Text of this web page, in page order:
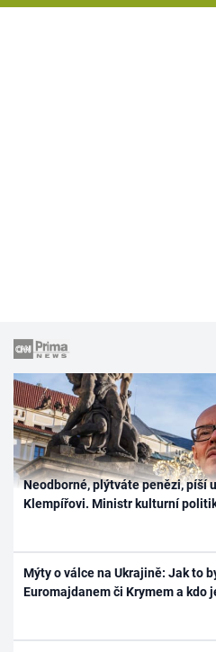
Neodborné, plýtváte penězi, píší
Klempířovi. Ministr kulturní
Mýty o válce na Ukrajině: Jak to
Euromajdanem či Krymem a kdo